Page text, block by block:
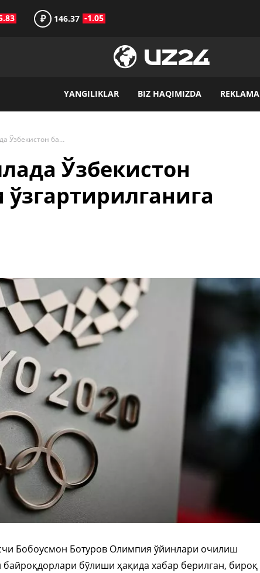
₽ 146.37 -1.05
YANGILIKLAR BIZ HAQIMIZDA REKLAMA
МОҚ сўнгги паллада Ўзбекистон байроқдорлари ўзгартирилганига изоҳ берди
Ўзбекистон
Бобоусмон Ботуров Олимпия ўйинлари очилиш
бўлиши ҳақида хабар берилган, бироқ